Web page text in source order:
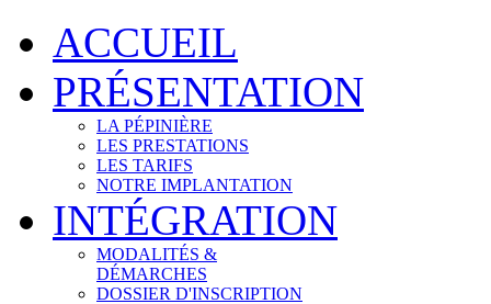
ACCUEIL
PRÉSENTATION
LA PÉPINIÈRE
LES PRESTATIONS
LES TARIFS
NOTRE IMPLANTATION
INTÉGRATION
MODALITÉS &
DÉMARCHES
DOSSIER D'INSCRIPTION